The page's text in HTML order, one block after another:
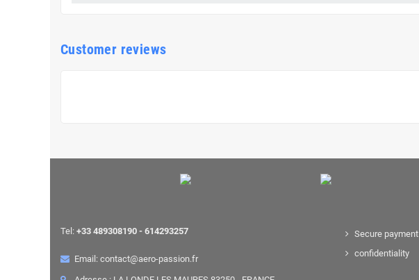
Customer reviews
Tel: +33 489308190 - 614293257
Email: contact@aero-passion.fr
Secure payment
confidentiality